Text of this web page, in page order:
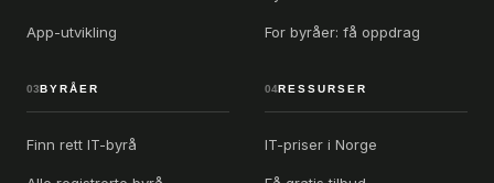
App-utvikling For byråer: få oppdrag
03 BYRÅER
Finn rett IT-byrå
04RESSURSER
IT-priser i Norge